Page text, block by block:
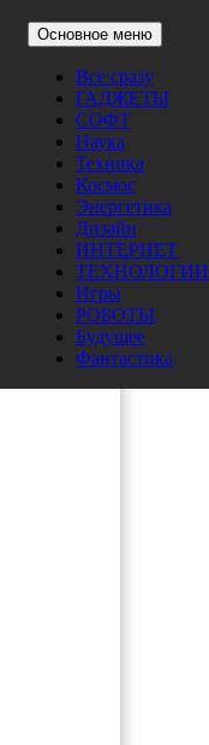
Основное меню
Все сразу
ГАДЖЕТЫ
СОФТ
Наука
Техника
Космос
Энергетика
Дизайн
ИНТЕРНЕТ
ТЕХНОЛОГИИ
Игры
РОБОТЫ
Будущее
Фантастика